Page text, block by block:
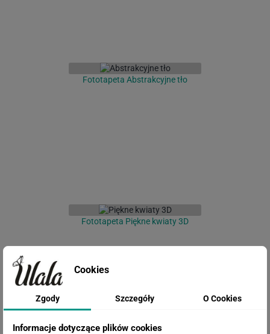
Fototapeta Abstrakcyjne tło
Fototapeta Piękne kwiaty 3D
Cookies
Zgody Szczegóły O Cookies
Informacje dotyczące plików cookies